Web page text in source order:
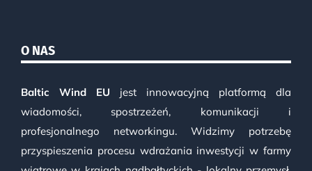
O NAS
Baltic Wind EU jest innowacyjną platformą dla
wiadomości, spostrzeżeń, komunikacji i
profesjonalnego networkingu. Widzimy potrzebę
przyspieszenia procesu wdrażania inwestycji w farmy